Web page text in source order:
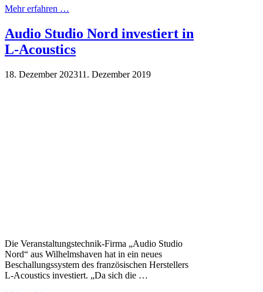
Mehr erfahren …
Audio Studio Nord investiert in
L-Acoustics
18. Dezember 202311. Dezember 2019
Die Veranstaltungstechnik-Firma „Audio Studio
Nord“ aus Wilhelmshaven hat in ein neues
Beschallungssystem des französischen Herstellers
L-Acoustics investiert. „Da sich die …